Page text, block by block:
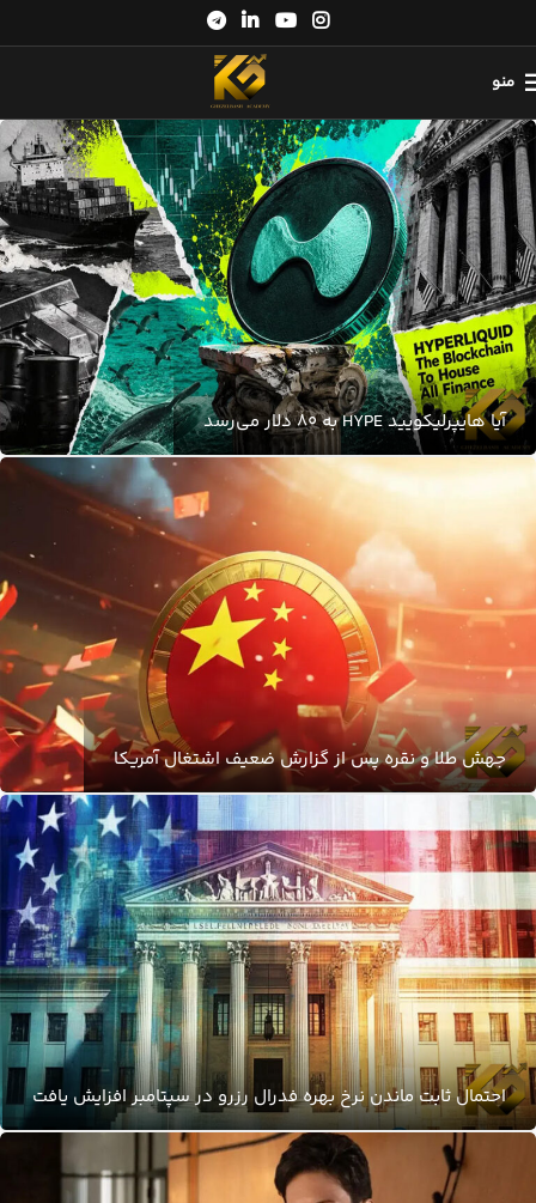
منو
آیا هایپرلیکویید HYPE به 80 دلار می‌رسد
جهش طلا و نقره پس از گزارش ضعیف اشتغال آمریکا
احتمال ثابت ماندن نرخ بهره فدرال رزرو در سپتامبر افزایش یافت